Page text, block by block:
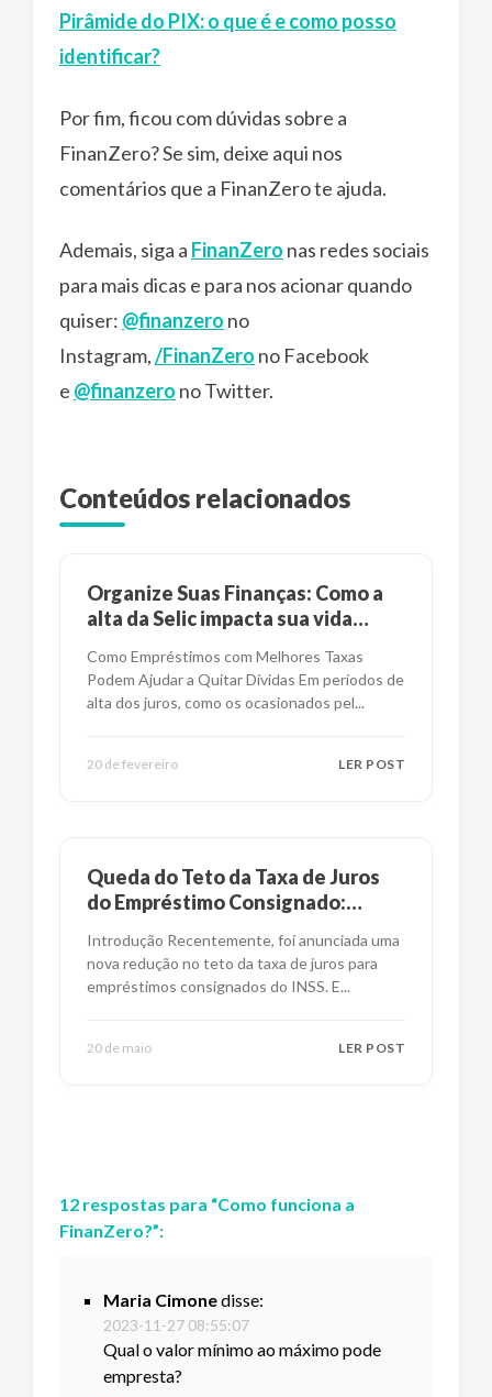
Pirâmide do PIX: o que é e como posso
identificar?
Por fim, ficou com dúvidas sobre a
FinanZero? Se sim, deixe aqui nos
comentários que a FinanZero te ajuda.
Ademais, siga a FinanZero nas redes sociais
para mais dicas e para nos acionar quando
quiser: @finanzero no
Instagram,/FinanZero no Facebook
e @finanzero no Twitter.
Conteúdos relacionados
Organize Suas Finanças: Como a
alta da Selic impacta sua vida
Como Empréstimos com Melhores Taxas
Podem Ajudar a Quitar Dívidas Em períodos de
alta dos juros, como os ocasionados pel...
20 de fevereiro LER POST
Queda do Teto da Taxa de Juros
do Empréstimo Consignado:
Introdução Recentemente, foi anunciada uma
nova redução no teto da taxa de juros para
empréstimos consignados do INSS. E...
20 de maio LER POST
12 respostas para “Como funciona a
FinanZero?”:
Maria Cimonedisse:
2023-11-27 08:55:07
Qual o valor mínimo ao máximo pode
empresta?